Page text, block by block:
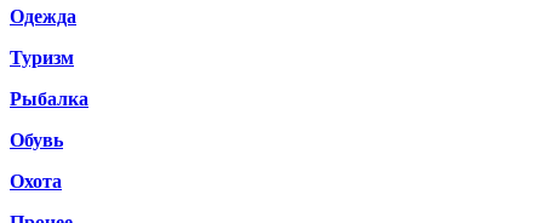
Одежда
Туризм
Рыбалка
Обувь
Охота